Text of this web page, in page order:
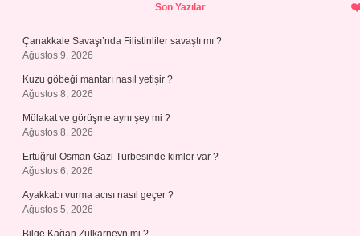
Son Yazılar
Çanakkale Savaşı’nda Filistinliler savaştı mı ?
Ağustos 9, 2026
Kuzu göbeği mantarı nasıl yetişir ?
Ağustos 8, 2026
Mülakat ve görüşme aynı şey mi ?
Ağustos 8, 2026
Ertuğrul Osman Gazi Türbesinde kimler var ?
Ağustos 6, 2026
Ayakkabı vurma acısı nasıl geçer ?
Ağustos 5, 2026
Bilge Kağan Zülkarneyn mi ?